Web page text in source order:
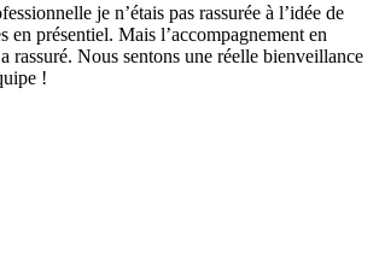
je n’étais pas rassurée à l’idée de
en présentiel. Mais l’accompagnement en
rassuré. Nous sentons une réelle bienveillance
!